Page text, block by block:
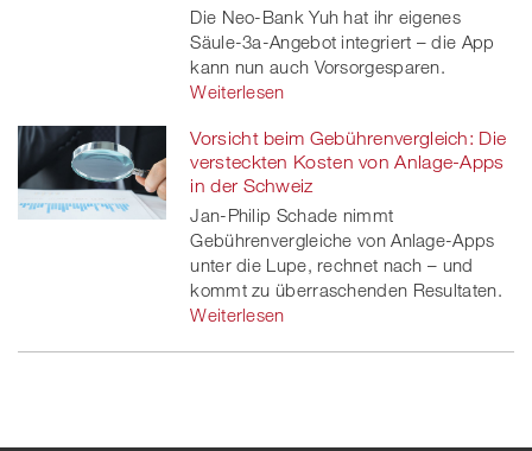
Die Neo-Bank Yuh hat ihr eigenes
Säule-3a-Angebot integriert – die App
kann nun auch Vorsorgesparen.
Weiterlesen
Vorsicht beim Gebührenvergleich: Die
versteckten Kosten von Anlage-Apps
in der Schweiz
Jan-Philip Schade nimmt
Gebührenvergleiche von Anlage-Apps
unter die Lupe, rechnet nach – und
kommt zu überraschenden Resultaten.
Weiterlesen